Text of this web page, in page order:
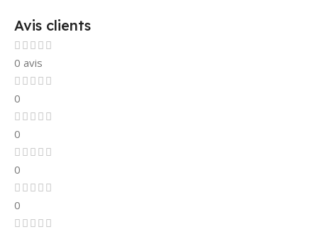
Avis clients
0 avis
0
0
0
0